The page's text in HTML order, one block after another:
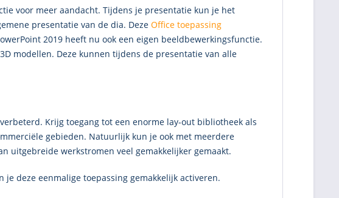
voor meer aandacht. Tijdens je presentatie kun je het
presentatie van de dia. Deze Office toepassing
2019 heeft nu ook een eigen beeldbewerkingsfunctie.
modellen. Deze kunnen tijdens de presentatie van alle
Krijg toegang tot een enorme lay-out bibliotheek als
gebieden. Natuurlijk kun je ook met meerdere
uitgebreide werkstromen veel gemakkelijker gemaakt.
deze eenmalige toepassing gemakkelijk activeren.